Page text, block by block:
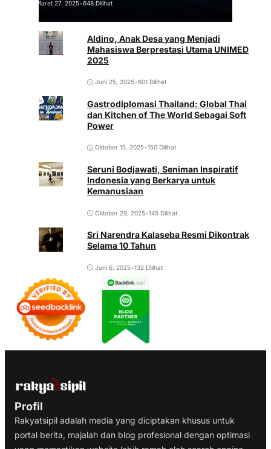
Maret 27, 2025•648 Dilihat
Aldino, Anak Desa yang Menjadi
Mahasiswa Berprestasi Utama UNIMED
2025
Juni 25, 2025•601 Dilihat
Gastrodiplomasi Thailand: Global Thai
dan Kitchen of The World Sebagai Soft
Power
Oktober 15, 2025•150 Dilihat
Seruni Bodjawati, Seniman Inspiratif
Indonesia yang Berkarya untuk
Kemanusiaan
Oktober 29, 2025•145 Dilihat
Sri Narendra Kalaseba Resmi Dikontrak
Selama 10 Tahun
Juni 6, 2025•132 Dilihat
Profil
Rakyatsipil adalah media yang diciptakan khusus untuk
portal berita, majalah dan blog profesional dengan optimasi